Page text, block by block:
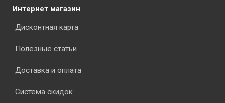
Интернет магазин
Дисконтная карта
Полезные статьи
Доставка и оплата
Система скидок